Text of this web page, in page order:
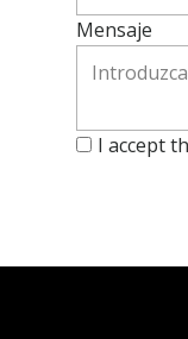
Mensaje
I accept